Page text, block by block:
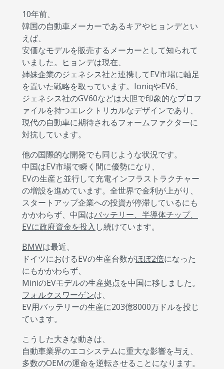
10年前、
韓国の自動車メーカーであるキアやヒョンデとい
えば、
安価なモデルを販売するメーカーとして知られて
いました。ヒョンデは現在、
姉妹企業のジェネシス社と連携してEV市場に軸足
を置いた戦略を取っています。IoniqやEV6、
ジェネシス社のGV60などは大胆で印象的なプロフ
ァイルを持つエレクトリカルなデザインであり、
現代の自動車に期待されるフォームファクターに
対抗しています。
他の国際的な開発でも同じような状況です。
中国はEV市場で瞬く間に優勢になり、
EVの生産と並行して充電インフラストラクチャー
の増設を進めています。全世界で金利が上がり、
スタートアップ企業への投資が停滞しているにも
かかわらず、中国はバッテリー、半導体チップ、
EVに政府資金を投入 し続けています。
BMWは最近、
ドイツにおけるEVの生産台数がほぼ2倍になった
にもかかわらず、
MiniのEVモデルの生産拠点を中国に移しました。
フォルクスワーゲンは、
EV用バッテリーの生産に203億8000万ドルを投じ
ています。
こうした大きな動きは、
自動車業界のエコシステムに重大な影響を与え、
多数のOEMの運命を逆転させることになります。